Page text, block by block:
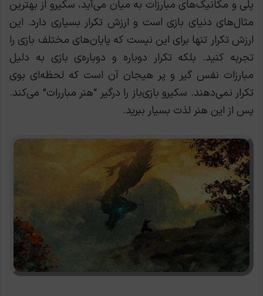
پلی و مکانیک‌های مبارزات به میان می‌آید، سکیرو از بهترین
مثال‌های دنیای بازی است و ارزش تکرار بسیاری دارد. این
ارزش تکرار تنها برای این نیست که پایان‌های مختلف بازی را
تجربه کنید. بلکه تکرار دوباره و دوباره‌ی بازی به دلیل
مبارزات نفس گیر و پر هیجان آن است که لحظه‌ای بوی
تکرار نمی‌دهند. سکیرو بازی‌باز را درگیر “هنر مباررات” می‌کند.
پس از این هنر لذت بسیار ببرید.